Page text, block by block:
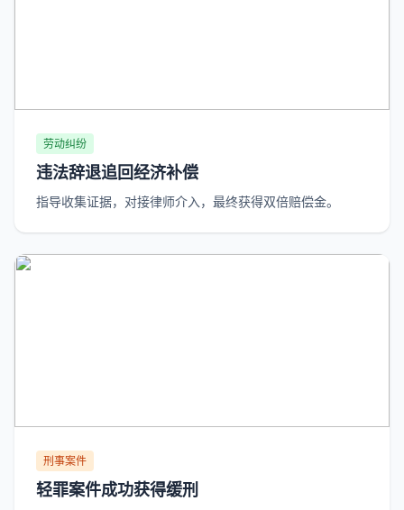
劳动纠纷
违法辞退追回经济补偿
指导收集证据，对接律师介入，最终获得双倍赔偿金。
刑事案件
轻罪案件成功获得缓刑